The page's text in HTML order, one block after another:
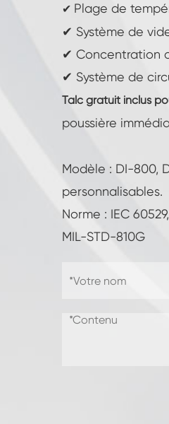
de stabilité thermique
chauffage humide pour
de climat et de
de résistance à la
froid
batterie thermique
✔ Plage de
✔ Système de
✔ Concentration
✔ Système de
Talc gratuit inclus
poussière
Modèle : DI-800,
personnalisables.
Norme : IEC
MIL-STD-810G